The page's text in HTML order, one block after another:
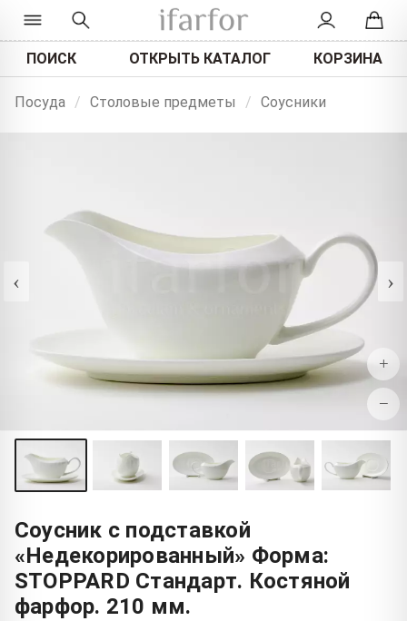
ПОИСК ОТКРЫТЬ КАТАЛОГ КОРЗИНА
Посуда / Столовые предметы / Соусники
‹ ›
+
−
Соусник с подставкой
«Недекорированный» Форма:
STOPPARD Стандарт. Костяной
фарфор. 210 мм.